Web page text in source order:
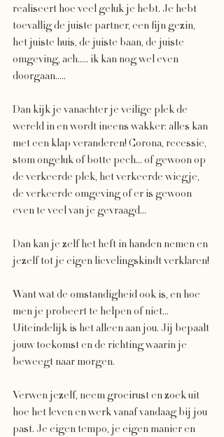
realiseert hoe veel geluk je hebt. Je hebt
toevallig de juiste partner, een fijn gezin,
het juiste huis, de juiste baan, de juiste
omgeving, ach..... ik kan nog wel even
doorgaan.....
Dan kijk je vanachter je veilige plek de
wereld in en wordt ineens wakker: alles kan
met een klap veranderen! Corona, recessie,
stom ongeluk of botte pech... of gewoon op
de verkeerde plek, het verkeerde wiegje,
de verkeerde omgeving of er is gewoon
even te veel van je gevraagd...
Dan kan je zelf het heft in handen nemen en
jezelf tot je eigen lievelingskindt verklaren!
Want wat de omstandigheid ook is, en hoe
men je probeert te helpen of niet...
Uiteindelijk is het alleen aan jou. Jij bepaalt
jouw toekomst en de richting waarin je
beweegt naar morgen.
Verwen jezelf, neem groeirust en zoek uit
hoe het leven en werk vanaf vandaag bij jou
past. Je eigen tempo, je eigen manier en